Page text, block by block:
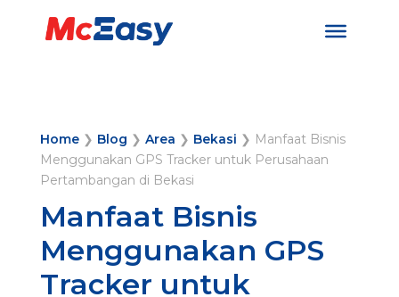
Home❯ Blog ❯ Area ❯ Bekasi ❯ Manfaat Bisnis
Menggunakan GPS Tracker untuk Perusahaan
Pertambangan di Bekasi
Manfaat Bisnis
Menggunakan GPS
Tracker untuk